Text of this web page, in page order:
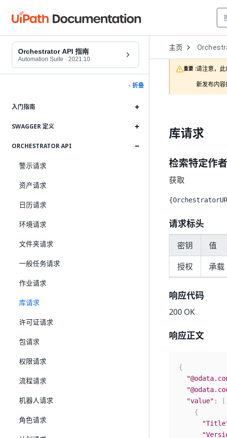
Orchestrator API 指南
Automation Suite · 2021.10
- 折叠
入门指南
SWAGGER 定义
ORCHESTRATOR API
警示请求
资产请求
日历请求
环境请求
文件夹请求
一般任务请求
作业请求
库请求
许可证请求
包请求
权限请求
流程请求
机器人请求
角色请求
主页 Open
Dropdown
to
choose
product
重要 :请注意，此
新发布内容
库请求
检索特定作
获取
请求标头
密钥
值
授权
承载
响应代码
200 OK
响应正文
{
"value" :
[
{